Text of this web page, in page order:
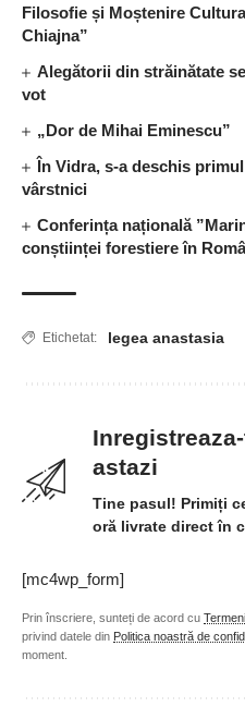
Filosofie și Moștenire
Chiajna”
Alegătorii din străinătate
vot
„Dor de Mihai Eminescu”
În Vidra, s-a deschis
vârstnici
Conferința națională
conștiinței forestiere în
Etichetat: legea anastasia
astazi
Tine pasul! Primiți
oră livrate direct în
[mc4wp_form]
Prin înscriere, sunteți de acord cu
privind datele din Politica noastră de
moment.